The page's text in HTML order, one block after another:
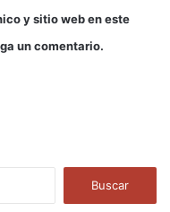
y sitio web en este
un comentario.